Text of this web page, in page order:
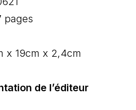
pages
x 19cm x 2,4cm
de l’éditeur